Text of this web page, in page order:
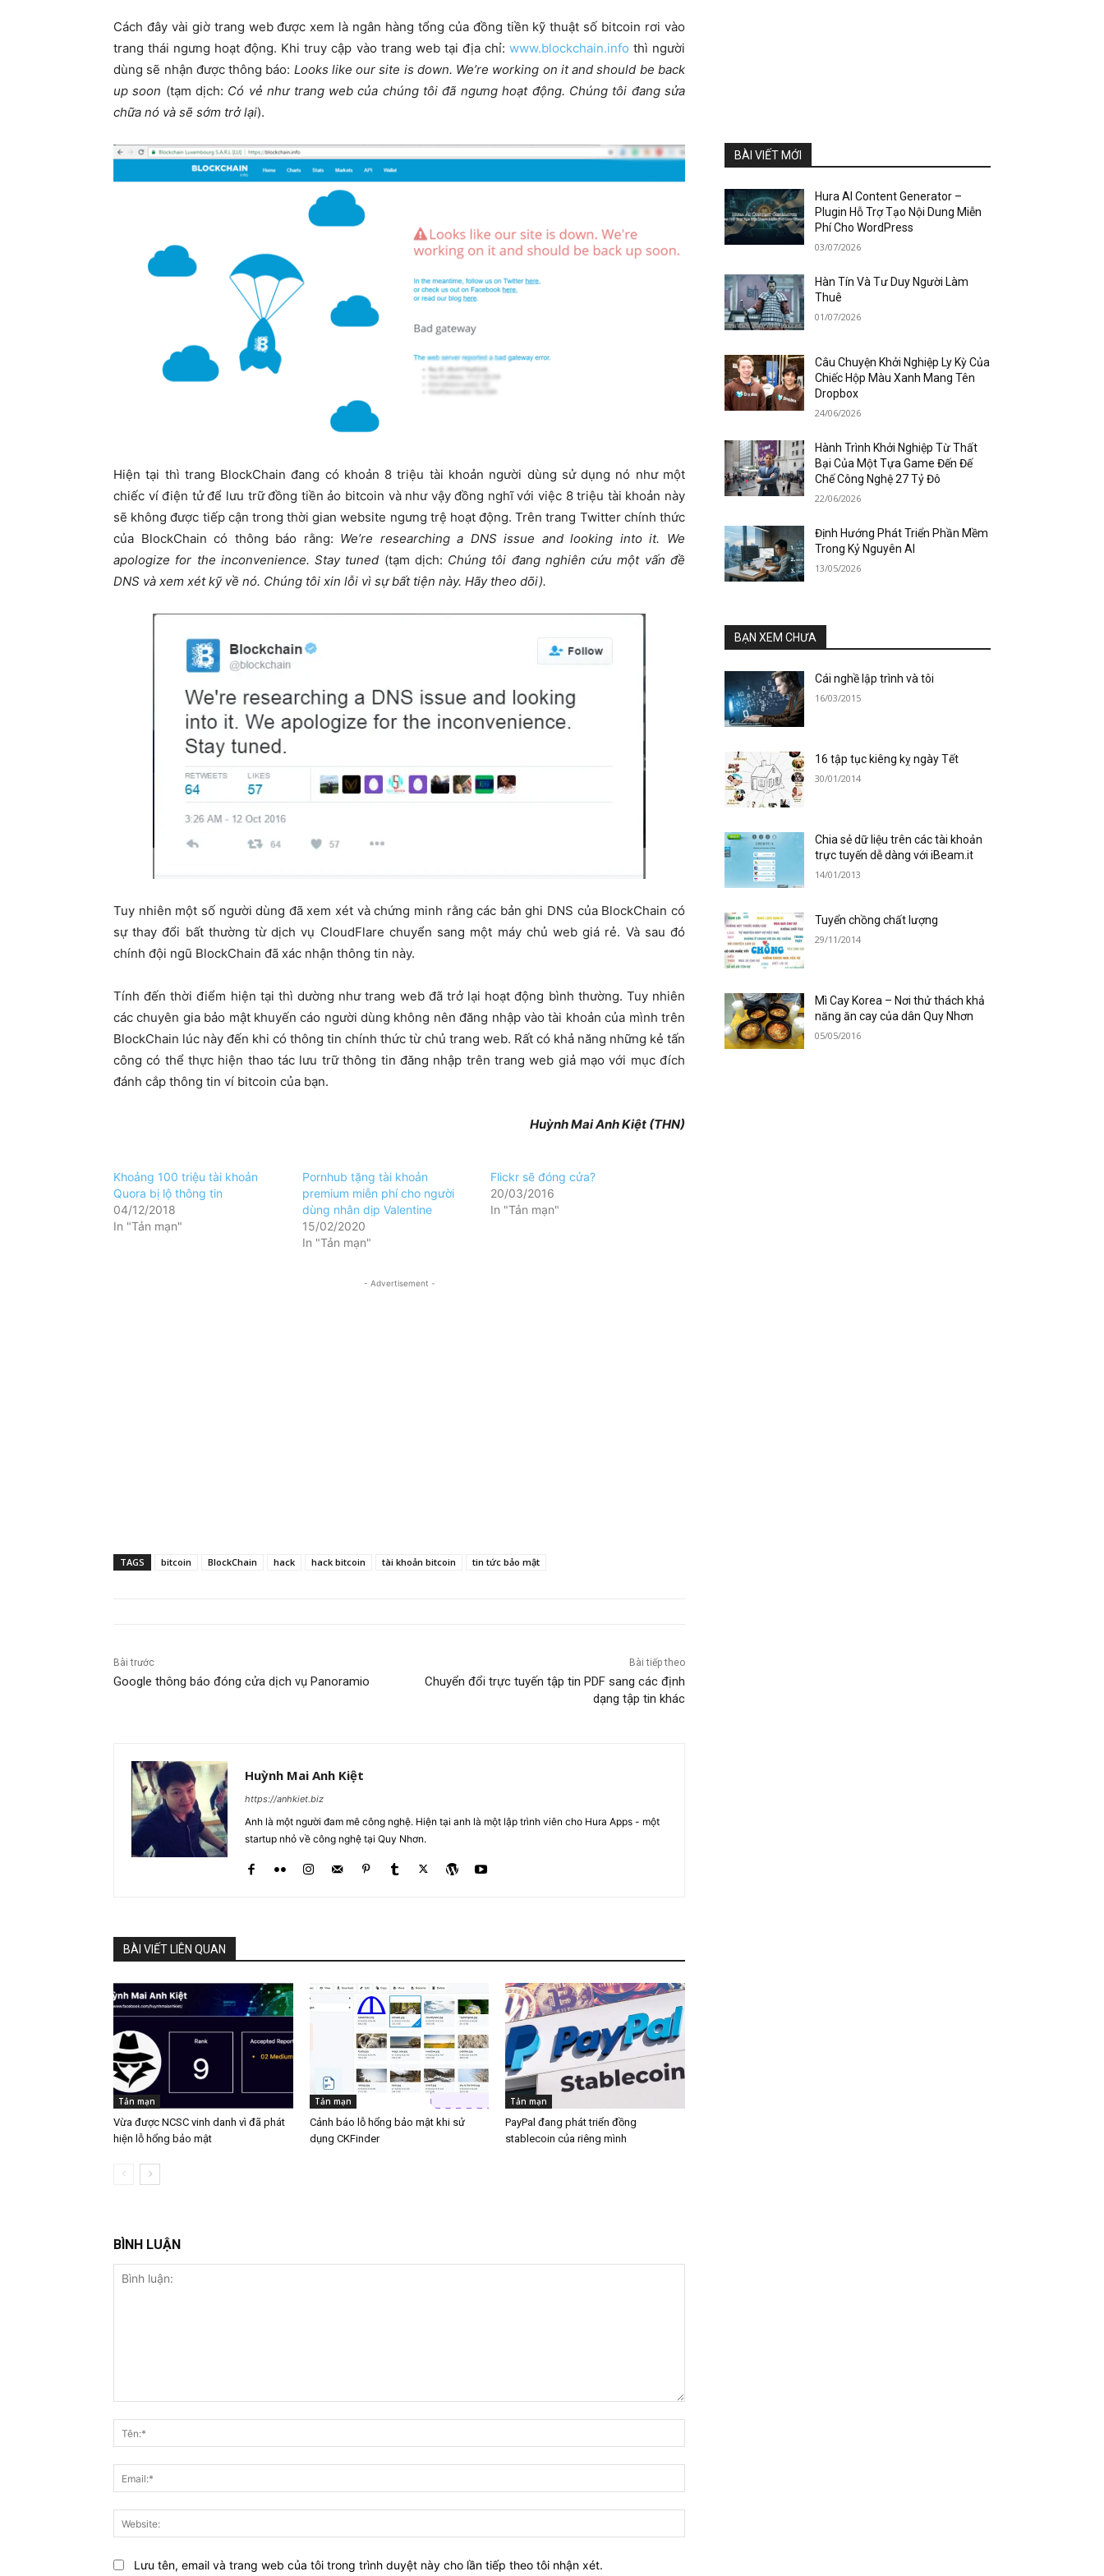
Cách đây vài giờ trang web được xem là ngân hàng tổng của đồng tiền kỹ thuật số bitcoin rơi vào
trang thái ngưng hoạt động. Khi truy cập vào trang web tại địa chỉ: www.blockchain.info thì người
dùng sẽ nhận được thông báo: Looks like our site is down. We’re working on it and should be back
up soon (tạm dịch: Có vẻ như trang web của chúng tôi đã ngưng hoạt động. Chúng tôi đang sửa
chữa nó và sẽ sớm trở lại).
Hiện tại thì trang BlockChain đang có khoản 8 triệu tài khoản người dùng sử dụng nó như một
chiếc ví điện tử để lưu trữ đồng tiền ảo bitcoin và như vậy đồng nghĩ với việc 8 triệu tài khoản này
sẽ không được tiếp cận trong thời gian website ngưng trệ hoạt động. Trên trang Twitter chính thức
của BlockChain có thông báo rằng: We’re researching a DNS issue and looking into it. We
apologize for the inconvenience. Stay tuned (tạm dịch: Chúng tôi đang nghiên cứu một vấn đề
DNS và xem xét kỹ về nó. Chúng tôi xin lỗi vì sự bất tiện này. Hãy theo dõi).
Tuy nhiên một số người dùng đã xem xét và chứng minh rằng các bản ghi DNS của BlockChain có
sự thay đổi bất thường từ dịch vụ CloudFlare chuyển sang một máy chủ web giá rẻ. Và sau đó
chính đội ngũ BlockChain đã xác nhận thông tin này.
Tính đến thời điểm hiện tại thì dường như trang web đã trở lại hoạt động bình thường. Tuy nhiên
các chuyên gia bảo mật khuyến cáo người dùng không nên đăng nhập vào tài khoản của mình trên
BlockChain lúc này đến khi có thông tin chính thức từ chủ trang web. Rất có khả năng những kẻ tấn
công có thể thực hiện thao tác lưu trữ thông tin đăng nhập trên trang web giả mạo với mục đích
đánh cắp thông tin ví bitcoin của bạn.
Huỳnh Mai Anh Kiệt (THN)
Khoảng 100 triệu tài khoản
Quora bị lộ thông tin
04/12/2018
In "Tản mạn"
Pornhub tặng tài khoản
premium miễn phí cho người
dùng nhân dịp Valentine
15/02/2020
In "Tản mạn"
Flickr sẽ đóng cửa?
20/03/2016
In "Tản mạn"
- Advertisement -
TAGS bitcoin BlockChain hack hack bitcoin tài khoản bitcoin tin tức bảo mật
Bài trước
Google thông báo đóng cửa dịch vụ Panoramio
Bài tiếp theo
Chuyển đổi trực tuyến tập tin PDF sang các định
dạng tập tin khác
Huỳnh Mai Anh Kiệt
https://anhkiet.biz
Anh là một người đam mê công nghệ. Hiện tại anh là một lập trình viên cho Hura Apps - một
startup nhỏ về công nghệ tại Quy Nhơn.
BÀI VIẾT LIÊN QUAN
Tản mạn
Vừa được NCSC vinh danh vì đã phát
hiện lỗ hổng bảo mật
Tản mạn
Cảnh báo lỗ hổng bảo mật khi sử
dụng CKFinder
Tản mạn
PayPal đang phát triển đồng
stablecoin của riêng mình
BÌNH LUẬN
luận:
Lưu tên, email và trang web của tôi trong trình duyệt này cho lần tiếp theo tôi nhận xét.
BÀI VIẾT MỚI
Hura AI Content Generator –
Plugin Hỗ Trợ Tạo Nội Dung Miễn
Phí Cho WordPress
03/07/2026
Hàn Tín Và Tư Duy Người Làm
Thuê
01/07/2026
Câu Chuyện Khởi Nghiệp Ly Kỳ Của
Chiếc Hộp Màu Xanh Mang Tên
Dropbox
24/06/2026
Hành Trình Khởi Nghiệp Từ Thất
Bại Của Một Tựa Game Đến Đế
Chế Công Nghệ 27 Tỷ Đô
22/06/2026
Định Hướng Phát Triển Phần Mềm
Trong Kỷ Nguyên AI
13/05/2026
BẠN XEM CHƯA
Cái nghề lập trình và tôi
16/03/2015
16 tập tục kiêng kỵ ngày Tết
30/01/2014
Chia sẻ dữ liệu trên các tài khoản
trực tuyến dễ dàng với iBeam.it
14/01/2013
Tuyển chồng chất lượng
29/11/2014
Mì Cay Korea – Nơi thử thách khả
năng ăn cay của dân Quy Nhơn
05/05/2016